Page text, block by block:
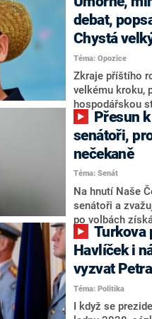
Chybí tu nový
hejtman
Česko Martin
V čele státu pak
střetem zájmů
dodal. Řešení u
debat,
Chystá
Téma: Opozice
Zkraje příštího
velkému kroku,
hospodářskou
stárnutí
nový předseda
senátních
aktivitu
komentátoři
úmorná práce
námi navíc
svoje témata,“
NEWS.
senátoři,
nečekaně
Téma: Senát
Na hnutí Naše
senátoři a
po volbách
NEWS to řekl
Martin Kuba.
například
součástí klubu
redakce
Zdeněk Nytra
Havlíček i
vyzvat
Téma: Politika
I když se